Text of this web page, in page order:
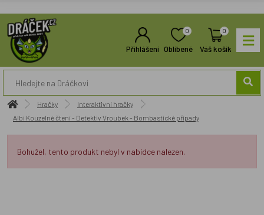
Přihlášení
0
Oblíbené
0
Váš košík
Hračky
Interaktivní hračky
Albi Kouzelné čtení - Detektiv Vroubek - Bombastické případy
Bohužel, tento produkt nebyl v nabídce nalezen.